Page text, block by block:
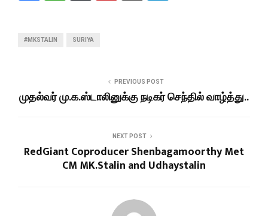
#MKSTALIN SURIYA
PREVIOUS POST
முதல்வர் மு.க.ஸ்டாலினுக்கு நடிகர் செந்தில் வாழ்த்து..
NEXT POST
RedGiant Coproducer Shenbagamoorthy Met
CM MK.Stalin and Udhaystalin